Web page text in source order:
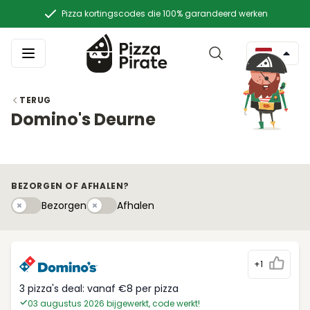
Pizza kortingscodes die 100% garandeerd werken
TERUG
Domino's Deurne
BEZORGEN OF AFHALEN?
BezorgenBezorgenAfhalenyAfhalen
+1
3 pizza's deal: vanaf €8 per pizza
03 augustus 2026 bijgewerkt, code werkt!